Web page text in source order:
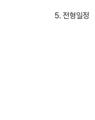
5. 전형일정